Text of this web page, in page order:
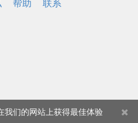
帮助 联系
我们的网站上获得最佳体验